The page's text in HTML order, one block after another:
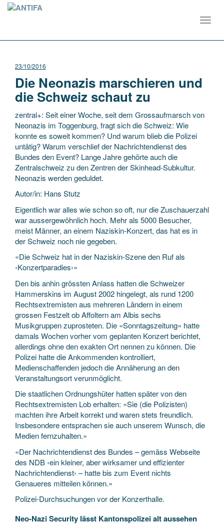
23/10/2016
Die Neonazis marschieren und
die Schweiz schaut zu
zentral+: Seit einer Woche, seit dem Grossaufmarsch von
Neonazis im Toggenburg, fragt sich die Schweiz: Wie
konnte es soweit kommen? Und warum blieb die Polizei
untätig? Warum verschlief der Nachrichtendienst des
Bundes den Event? Lange Jahre gehörte auch die
Zentralschweiz zu den Zentren der Skinhead-Subkultur.
Neonazis werden geduldet.
Autor/in: Hans Stutz
Eigentlich war alles wie schon so oft, nur die Zuschauerzahl
war aussergewöhnlich hoch. Mehr als 5000 Besucher,
meist Männer, an einem Naziskin-Konzert, das hat es in
der Schweiz noch nie gegeben.
«Die Schweiz hat in der Naziskin-Szene den Ruf als
‹Konzertparadies›»
Den bis anhin grössten Anlass hatten die Schweizer
Hammerskins im August 2002 hingelegt, als rund 1200
Rechtsextremisten aus mehreren Ländern in einem
grossen Festzelt ob Affoltern am Albis sechs
Musikgruppen zuprosteten. Die «Sonntagszeitung» hatte
damals Wochen vorher vom geplanten Konzert berichtet,
allerdings ohne den exakten Ort nennen zu können. Die
Polizei hatte die Ankommenden kontrolliert,
Medienschaffenden jedoch die Annäherung an den
Veranstaltungsort verunmöglicht.
Die staatlichen Ordnungshüter hatten später von den
Rechtsextremisten Lob erhalten: «Sie (die Polizisten)
machten ihre Arbeit korrekt und waren stets freundlich.
Insbesondere entsprachen sie auch unserem Wunsch, die
Medien fernzuhalten.»
«Der Nachrichtendienst des Bundes – gemäss Webseite
des NDB ‹ein kleiner, aber wirksamer und effizienter
Nachrichtendienst› – hatte bis zum Event nichts
Genaueres mitteilen können.»
Polizei-Durchsuchungen vor der Konzerthalle.
Neo-Nazi Security lässt Kantonspolizei alt aussehen